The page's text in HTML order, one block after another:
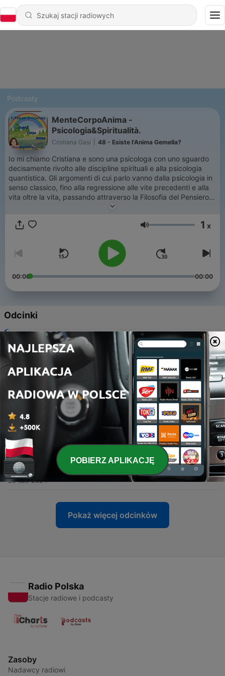
Podcasty
MenteCorpoAnima -
Psicologia&Spiritualità.
Cristiana Gasi 48 - Esiste l'Anima Gemella?
Io mi chiamo Cristiana e sono una psicologa con uno sguardo
decisamente rivolto alle discipline spirituali e alla psicologia
quantistica. Gli argomenti di cui parlo vanno dalla psicologia in
senso classico, fino alla regressione alle vite precedenti e alla
vita oltre la vita, passando attraverso la Filosofia del Pensiero
Positivo. Ciò che mi spinge in questa direzione, è il percorso
mia esperienza possa essere di aiuto ad altre persone.
Głośność 1 x
00:00 00:00
Odcinki
Esiste l'Anima Gemella?
07 sie 2024
47 - Appartenenza, Attaccamento, Legame
Attenzione alla Comunicazione Sotterranea
13 lip 2024
07 lip 2024
44 - Amore terreno
29 cze 2024
Pokaż więcej odcinków
Radio Polska
Stacje radiowe i podcasty
Zasoby
Nadawcy radiowi
POBIERZ APLIKACJĘ